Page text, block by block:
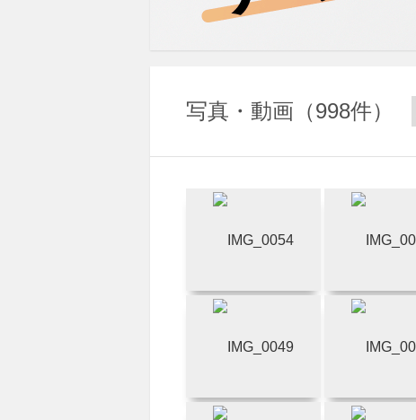
写真・動画 998件